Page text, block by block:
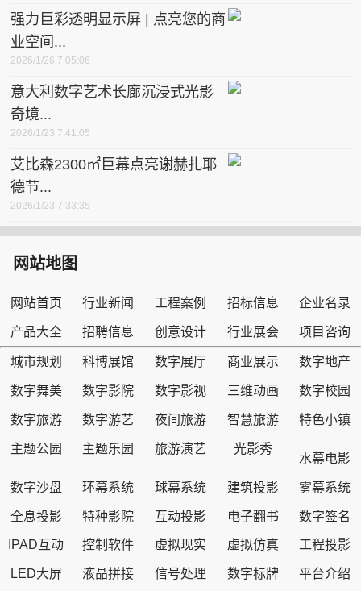
强力巨彩透明显示屏 | 点亮您的商
业空间...
2026/1/26 7:05:06
意大利数字艺术长廊沉浸式光影
奇境...
2026/1/23 7:41:05
艾比森2300㎡巨幕点亮谢赫扎耶
德节...
2026/1/23 7:33:35
网站地图
网站首页 行业新闻 工程案例 招标信息 企业名录
产品大全 招聘信息 创意设计 行业展会 项目咨询
城市规划 科博展馆 数字展厅 商业展示 数字地产
数字舞美 数字影院 数字影视 三维动画 数字校园
数字旅游 数字游艺 夜间旅游 智慧旅游 特色小镇
主题公园 主题乐园 旅游演艺 光影秀
水幕电影
数字沙盘 环幕系统 球幕系统 建筑投影 雾幕系统
全息投影 特种影院 互动投影 电子翻书 数字签名
IPAD互动 控制软件 虚拟现实 虚拟仿真 工程投影
LED大屏 液晶拼接 信号处理 数字标牌 平台介绍